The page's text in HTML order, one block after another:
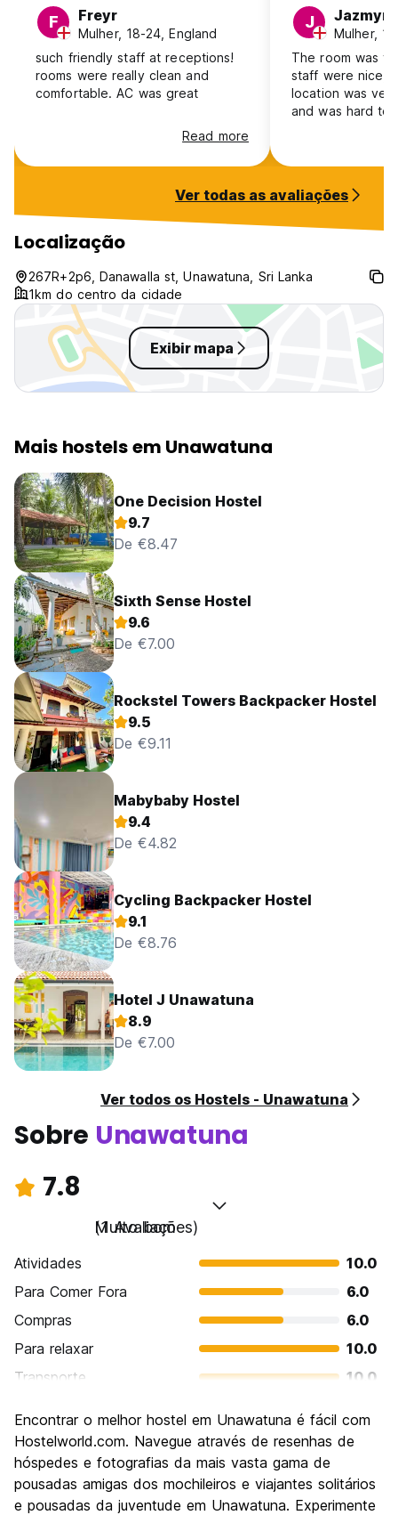
F Freyr
Mulher, 18-24, England
such friendly staff at receptions!
rooms were really clean and
comfortable. AC was great
Read more
J Jazmyn
Mulher,
The room was
staff were nice,
location was
and was hard to
not go up there.
Ver todas as avaliações
Localização
267R+2p6, Danawalla st, Unawatuna, Sri Lanka
1km do centro da cidade
Exibir mapa
Mais hostels em Unawatuna
One Decision Hostel
9.7
De €8.47
Sixth Sense Hostel
9.6
De €7.00
Rockstel Towers Backpacker Hostel
9.5
De €9.11
Mabybaby Hostel
9.4
De €4.82
Cycling Backpacker Hostel
9.1
De €8.76
Hotel J Unawatuna
8.9
De €7.00
Ver todos os Hostels - Unawatuna
Sobre Unawatuna
7.8
Muito bom
(1 Avaliações)
Atividades
10.0
Para Comer Fora
6.0
Compras
6.0
Para relaxar
10.0
Transporte
10.0
Cultura
4.0
Festas / vida noturna
Custo-beneficio
8.0
Encontrar o melhor hostel em Unawatuna é fácil com
Hostelworld.com. Navegue através de resenhas de
hóspedes e fotografias da mais vasta gama de
pousadas amigas dos mochileiros e viajantes solitários
e pousadas da juventude em Unawatuna. Experimente